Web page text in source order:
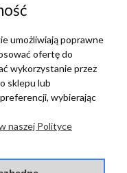
umożliwiają poprawne
ofertę do
wykorzystanie przez
sklepu lub
wybierając
naszej Polityce